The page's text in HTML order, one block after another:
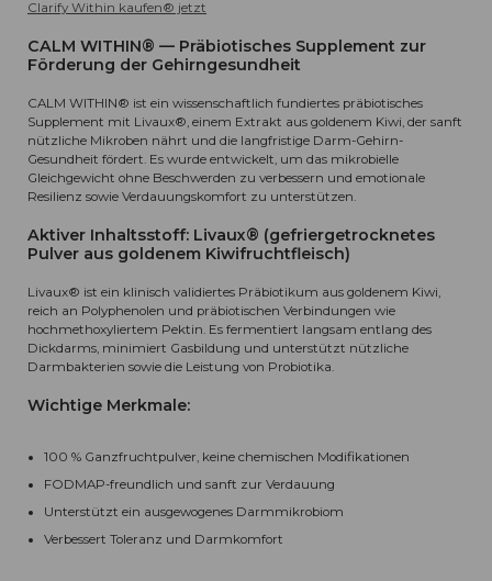
Clarify Within kaufen® jetzt
CALM WITHIN® — Präbiotisches Supplement zur
Förderung der Gehirngesundheit
CALM WITHIN® ist ein wissenschaftlich fundiertes präbiotisches
Supplement mit Livaux®, einem Extrakt aus goldenem Kiwi, der sanft
nützliche Mikroben nährt und die langfristige Darm-Gehirn-
Gesundheit fördert. Es wurde entwickelt, um das mikrobielle
Gleichgewicht ohne Beschwerden zu verbessern und emotionale
Resilienz sowie Verdauungskomfort zu unterstützen.
Aktiver Inhaltsstoff: Livaux® (gefriergetrocknetes
Pulver aus goldenem Kiwifruchtfleisch)
Livaux® ist ein klinisch validiertes Präbiotikum aus goldenem Kiwi,
reich an Polyphenolen und präbiotischen Verbindungen wie
hochmethoxyliertem Pektin. Es fermentiert langsam entlang des
Dickdarms, minimiert Gasbildung und unterstützt nützliche
Darmbakterien sowie die Leistung von Probiotika.
Wichtige Merkmale:
100 % Ganzfruchtpulver, keine chemischen Modifikationen
FODMAP-freundlich und sanft zur Verdauung
Unterstützt ein ausgewogenes Darmmikrobiom
Verbessert Toleranz und Darmkomfort